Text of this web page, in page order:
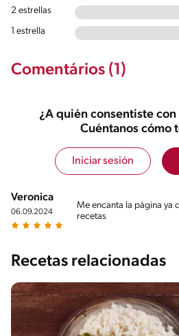
2 estrellas
1 estrella
Comentários (1)
¿A quién consentiste
Cuéntanos cómo
Iniciar sesión
Veronica
06.09.2024
Me encanta la página ya
recetas
Recetas relacionadas